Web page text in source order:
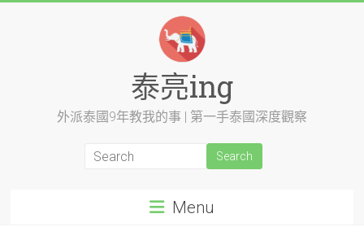
泰亮ing
外派泰國9年教我的事 | 第一手泰國深度觀察
Menu